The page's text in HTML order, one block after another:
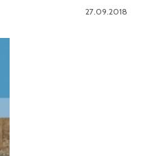
27.09.2018